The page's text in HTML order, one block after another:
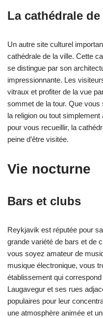
La cathédrale
Un autre site culturel
cathédrale de la ville. Cette
se distingue par son
impressionnante. Les
vitraux et profiter de la vue
sommet de la tour. Que vous
la religion ou tout simplement
pour vous recueillir, la
peine d’être visitée.
Vie nocturne
Bars et clubs
Reykjavik est réputée pour
grande variété de bars et de
vous soyez amateur de
musique électronique, vous
établissement qui
Laugavegur et ses rues
populaires pour leur
une atmosphère animée et